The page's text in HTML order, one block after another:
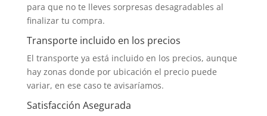
para que no te lleves sorpresas desagradables al
finalizar tu compra.
Transporte incluido en los precios
El transporte ya está incluido en los precios, aunque
hay zonas donde por ubicación el precio puede
variar, en ese caso te avisaríamos.
Satisfacción Asegurada